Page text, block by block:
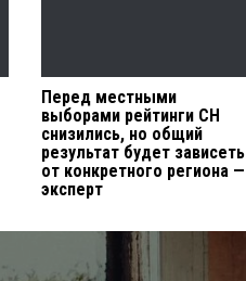
Перед местными
выборами рейтинги СН
снизились, но общий
результат будет зависеть
от конкретного региона —
эксперт